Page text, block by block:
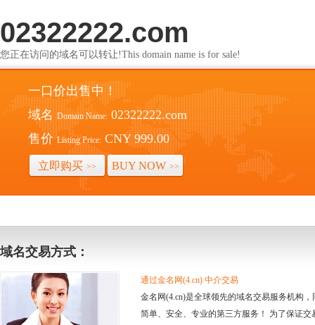
02322222.com
您正在访问的域名可以转让!This domain name is for sale!
一口价出售中！
域名 Domain Name: 02322222.com
售价 Listing Price: CNY 999.00
立即购买 >> BUY NOW >>
域名交易方式：
通过金名网(4.cn) 中介交易
金名网(4.cn)是全球领先的域名交易服务机构
简单、安全、专业的第三方服务！ 为了保证